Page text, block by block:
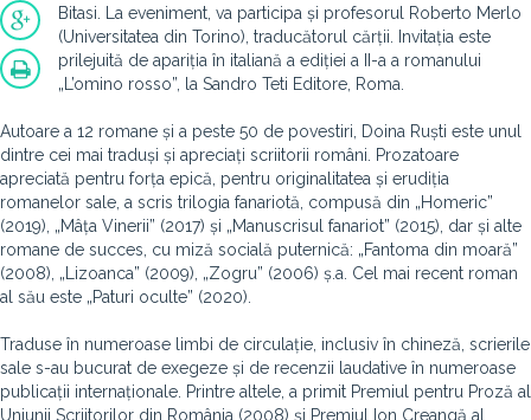
Bitasi. La eveniment, va participa și profesorul Roberto Merlo
(Universitatea din Torino), traducătorul cărții. Invitația este
prilejuită de apariția în italiană a ediției a II-a a romanului
„L’omino rosso”, la Sandro Teti Editore, Roma.
Autoare a 12 romane și a peste 50 de povestiri, Doina Ruști este unul
dintre cei mai traduși și apreciați scriitorii români. Prozatoare
apreciată pentru forța epică, pentru originalitatea și erudiția
romanelor sale, a scris trilogia fanariotă, compusă din „Homeric”
(2019), „Mâța Vinerii” (2017) și „Manuscrisul fanariot” (2015), dar și alte
romane de succes, cu miză socială puternică: „Fantoma din moară”
(2008), „Lizoanca” (2009), „Zogru” (2006) ș.a. Cel mai recent roman
al său este „Paturi oculte” (2020).
Traduse în numeroase limbi de circulație, inclusiv în chineză, scrierile
sale s-au bucurat de exegeze și de recenzii laudative în numeroase
publicații internaționale. Printre altele, a primit Premiul pentru Proză al
Uniunii Scriitorilor din România (2008) și Premiul Ion Creangă al